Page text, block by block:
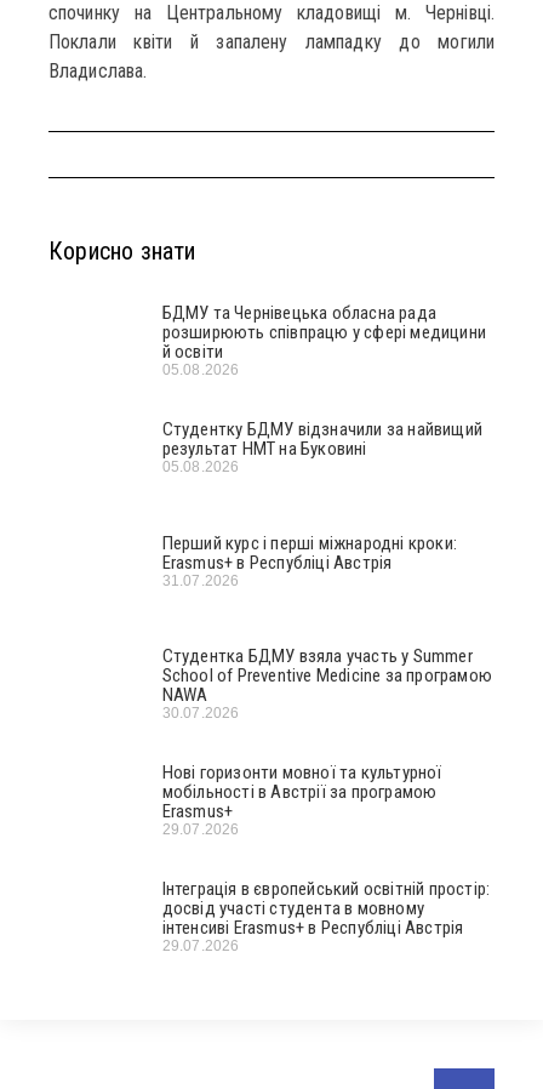
спочинку на Центральному кладовищі м. Чернівці.
Поклали квіти й запалену лампадку до могили
Владислава.
Корисно знати
БДМУ та Чернівецька обласна рада
розширюють співпрацю у сфері медицини
й освіти
05.08.2026
Студентку БДМУ відзначили за найвищий
результат НМТ на Буковині
05.08.2026
Перший курс і перші міжнародні кроки:
Erasmus+ в Республіці Австрія
31.07.2026
Студентка БДМУ взяла участь у Summer
School of Preventive Medicine за програмою
NAWA
30.07.2026
Нові горизонти мовної та культурної
мобільності в Австрії за програмою
Erasmus+
29.07.2026
Інтеграція в європейський освітній простір:
досвід участі студента в мовному
інтенсиві Erasmus+ в Республіці Австрія
29.07.2026